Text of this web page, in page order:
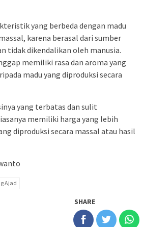
yang berbeda dengan madu
karena berasal dari sumber
tidak dikendalikan oleh manusia.
memiliki rasa dan aroma yang
madu yang diproduksi secara
yang terbatas dan sulit
memiliki harga yang lebih
diproduksi secara massal atau hasil
Ajad
SHARE